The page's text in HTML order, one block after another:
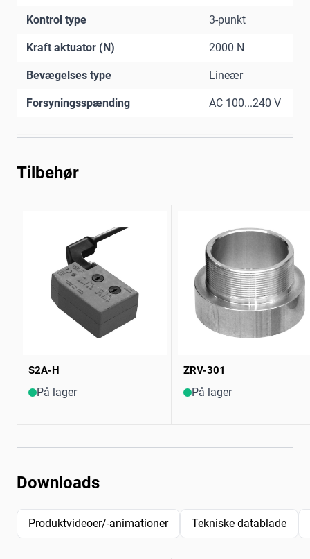
Kontrol type 3-punkt
Kraft aktuator (N) 2000 N
Bevægelses type Lineær
Forsyningsspænding AC 100...240 V
Tilbehør
S2A-H
På lager
ZRV-301
På lager
Downloads
Produktvideoer/-animationer Tekniske datablade